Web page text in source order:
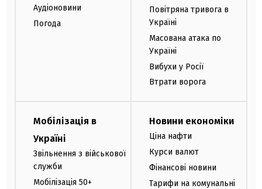
Аудіоновини
Погода
Повітряна тривога в
Україні
Масована атака по
Україні
Вибухи у Росії
Втрати ворога
Мобілізація в
Україні
Звільнення з військової
служби
Мобілізація 50+
Новини економіки
Ціна нафти
Курси валют
Фінансові новини
Тарифи на комунальні